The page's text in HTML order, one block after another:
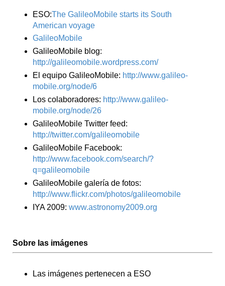
ESO:The GalileoMobile starts its South
American voyage
GalileoMobile
GalileoMobile blog:
http://galileomobile.wordpress.com/
El equipo GalileoMobile: http://www.galileo-
mobile.org/node/6
Los colaboradores: http://www.galileo-
mobile.org/node/26
GalileoMobile Twitter feed:
http://twitter.com/galileomobile
GalileoMobile Facebook:
http://www.facebook.com/search/?
q=galileomobile
GalileoMobile galería de fotos:
http://www.flickr.com/photos/galileomobile
IYA 2009: www.astronomy2009.org
Sobre las imágenes
Las imágenes pertenecen a ESO